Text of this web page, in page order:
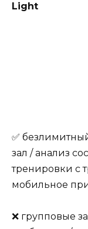
Light
✅
зал / анализ
тренировки с
мобильное
❌ групповые